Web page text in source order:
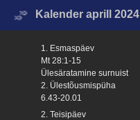
Kalender aprill 2024
1. Esmaspäev
Mt 28:1-15
Ülesäratamine surnuist
2. Ülestõusmispüha
6.43-20.01
2. Teisipäev